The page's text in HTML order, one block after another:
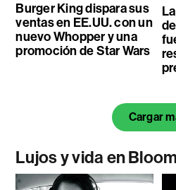
Burger King dispara sus
ventas en EE.UU. con un
nuevo Whopper y una
promoción de Star Wars
Cargar
Lujos y vida en